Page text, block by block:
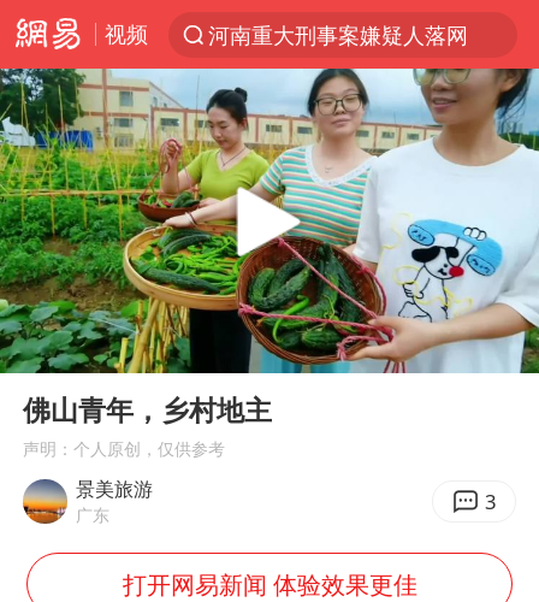
视频
河南重大刑事案嫌疑人落网
光影经济撬动暑期消费新蓝海
WTT横滨冠军赛国乒女单三将晋级四强
浙江上海等地有大雨或暴雨
《欢迎来龙餐馆》口碑
西湖突现狂风暴雨 游客瞬间被浇透
情侣在平潭拍日出时坠崖致一死一伤
香港正式允许“拒绝抢救”
香港宏福苑火灾或由烟头引起
Play
00:00 00:21
佛山青年，乡村地主
声明：个人原创，仅供参考
景美旅游
广东 3
打开网易新闻 体验效果更佳